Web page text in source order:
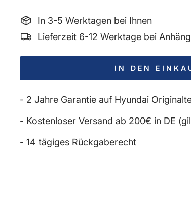
In 3-5 Werktagen bei Ihnen
Lieferzeit 6-12 Werktage bei
IN DEN
- 2 Jahre Garantie auf Hyundai
- Kostenloser Versand ab 200€ in DE
- 14 tägiges Rückgaberecht